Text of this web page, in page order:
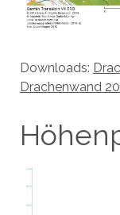
Downloads:
Drachenwand